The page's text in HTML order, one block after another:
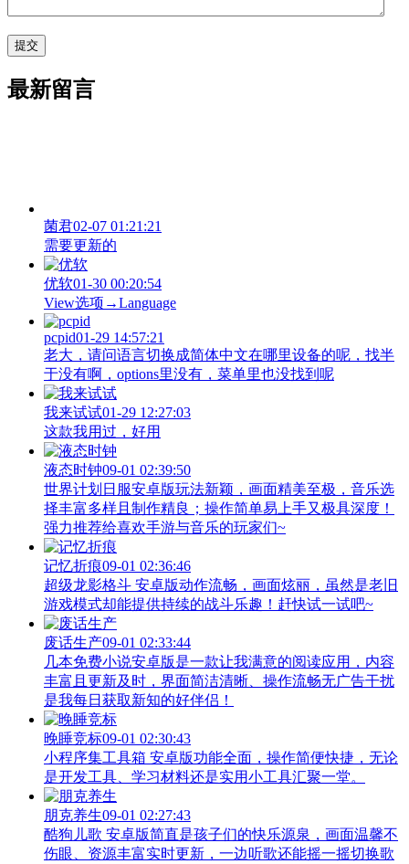
最新留言
菌君02-07 01:21:21
需要更新的
优软01-30 00:20:54
View‌选项→Language
pcpid01-29 14:57:21
老大，请问语言切换成简体中文在哪里设备的呢，找半
于没有啊，options里没有，菜单里也没找到呢
我来试试01-29 12:27:03
这款我用过，好用
液态时钟09-01 02:39:50
世界计划日服安卓版玩法新颖，画面精美至极，音乐选
择丰富多样且制作精良；操作简单易上手又极具深度！
强力推荐给喜欢手游与音乐的玩家们~
记忆折痕09-01 02:36:46
超级龙影格斗 安卓版动作流畅，画面炫丽，虽然是老旧
游戏模式却能提供持续的战斗乐趣！赶快试一试吧~
废话生产09-01 02:33:44
几本免费小说安卓版是一款让我满意的阅读应用，内容
丰富且更新及时，界面简洁清晰、操作流畅无广告干扰
是我每日获取新知的好伴侣！
晚睡竞标09-01 02:30:43
小程序集工具箱 安卓版功能全面，操作简便快捷，无论
是开发工具、学习材料还是实用小工具汇聚一堂。
朋克养生09-01 02:27:43
酷狗儿歌 安卓版简直是孩子们的快乐源泉，画面温馨不
伤眼、资源丰富实时更新，一边听歌还能摇一摇切换歌